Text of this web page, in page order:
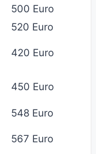
500 Euro
520 Euro
420 Euro
450 Euro
548 Euro
567 Euro